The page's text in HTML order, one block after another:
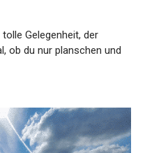
Gelegenheit, der
ob du nur planschen und